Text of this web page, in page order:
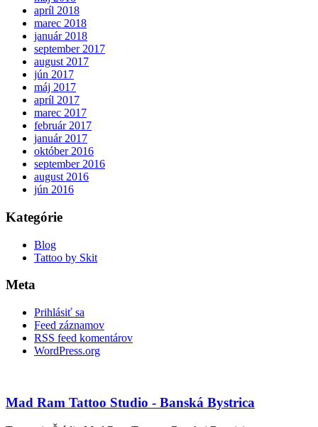
apríl 2018
marec 2018
január 2018
september 2017
august 2017
jún 2017
máj 2017
apríl 2017
marec 2017
február 2017
január 2017
október 2016
september 2016
august 2016
jún 2016
Kategórie
Blog
Tattoo by Skit
Meta
Prihlásiť sa
Feed záznamov
RSS feed komentárov
WordPress.org
Mad Ram Tattoo Studio - Banská Bystrica